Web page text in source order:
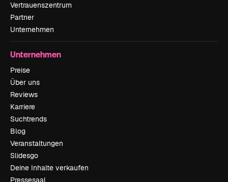
Vertrauenszentrum
Partner
Unternehmen
Unternehmen
Preise
Über uns
Reviews
Karriere
Suchtrends
Blog
Veranstaltungen
Slidesgo
Deine Inhalte verkaufen
Pressesaal